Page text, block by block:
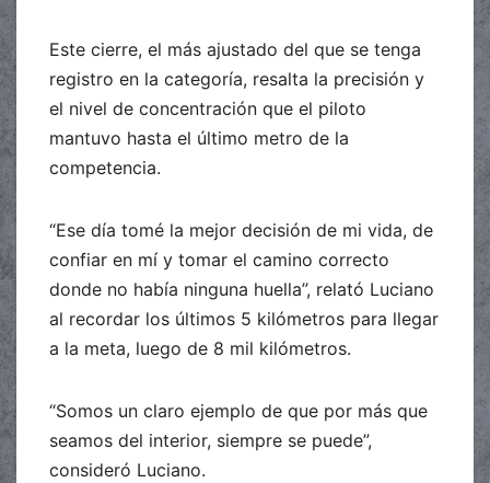
Este cierre, el más ajustado del que se tenga
registro en la categoría, resalta la precisión y
el nivel de concentración que el piloto
mantuvo hasta el último metro de la
competencia.
“Ese día tomé la mejor decisión de mi vida, de
confiar en mí y tomar el camino correcto
donde no había ninguna huella”, relató Luciano
al recordar los últimos 5 kilómetros para llegar
a la meta, luego de 8 mil kilómetros.
“Somos un claro ejemplo de que por más que
seamos del interior, siempre se puede”,
consideró Luciano.